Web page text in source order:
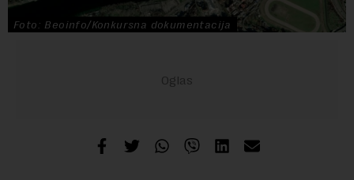
Foto: Beoinfo/Konkursna dokumentacija